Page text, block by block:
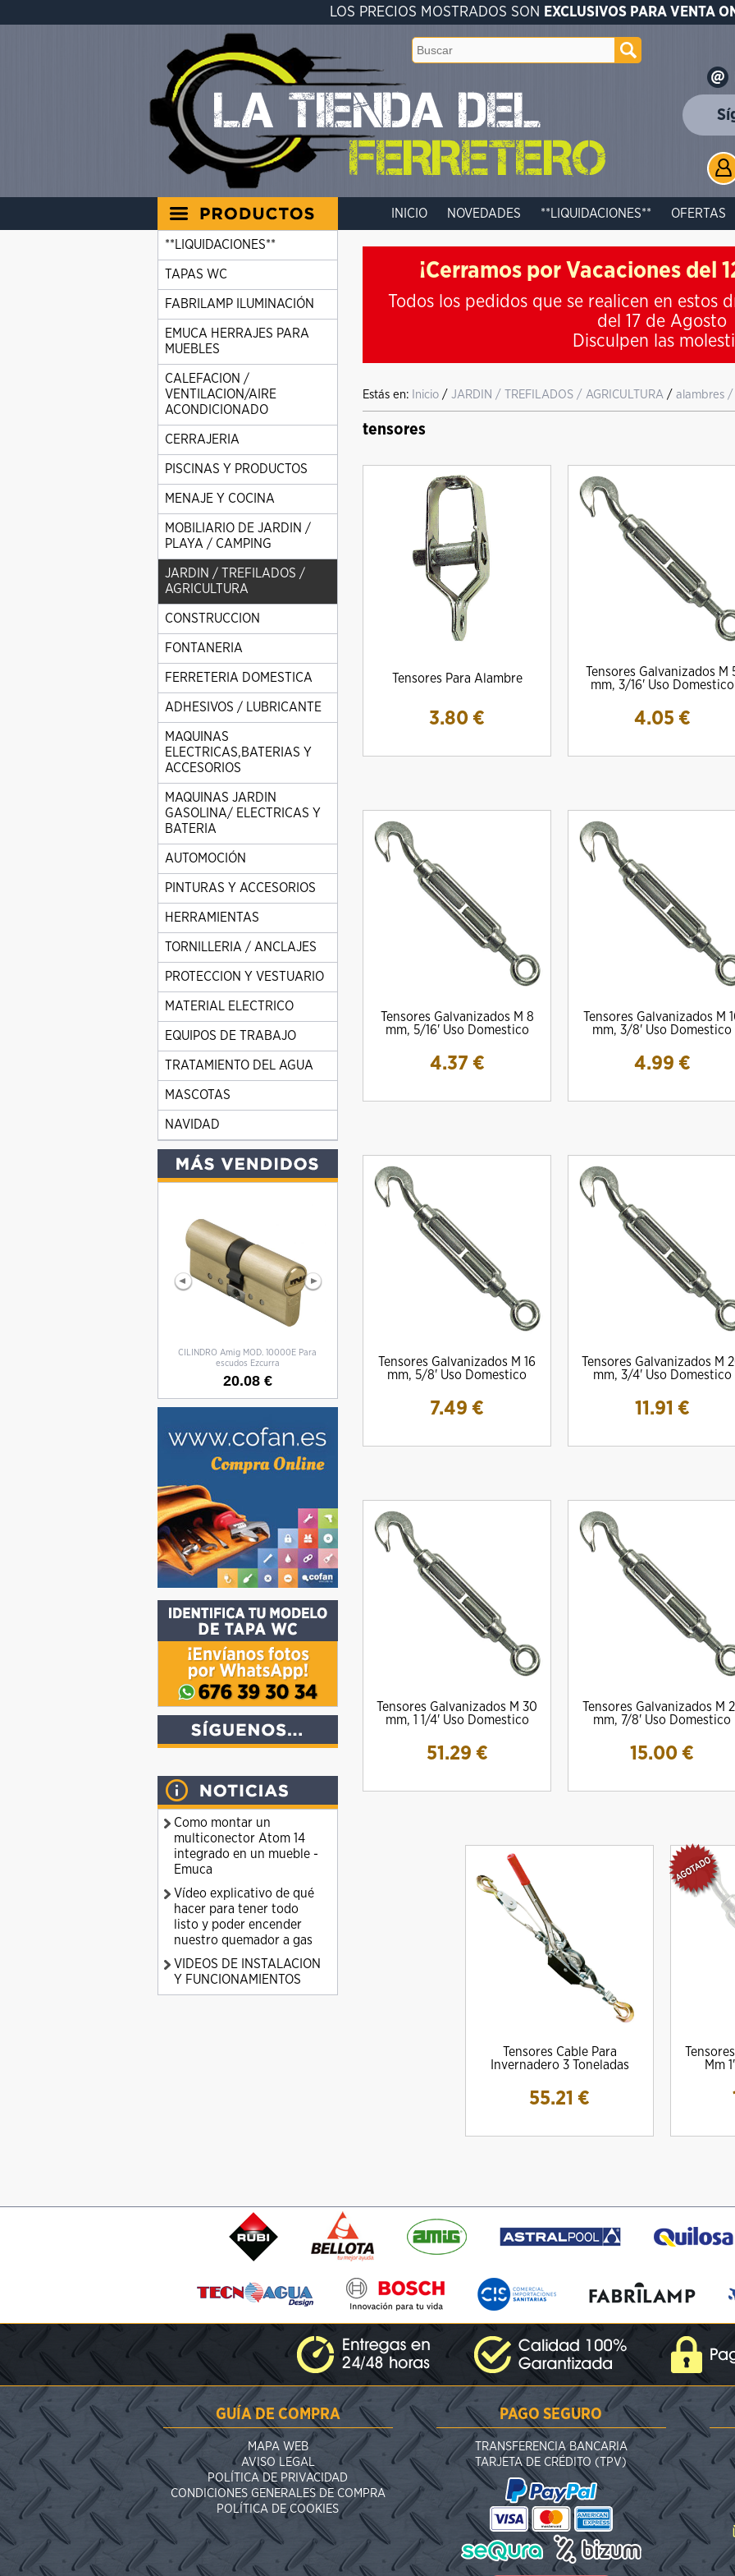
LOS PRECIOS MOSTRADOS SON EXCLUSIVOS PARA VENTA
INICIO NOVEDADES **LIQUIDACIONES** OFERTAS
**LIQUIDACIONES**
TAPAS WC
FABRILAMP ILUMINACIÓN
EMUCA HERRAJES PARA
MUEBLES
CALEFACION /
VENTILACION/AIRE
ACONDICIONADO
CERRAJERIA
PISCINAS Y PRODUCTOS
MENAJE Y COCINA
MOBILIARIO DE JARDIN /
PLAYA / CAMPING
JARDIN / TREFILADOS /
AGRICULTURA
CONSTRUCCION
FONTANERIA
FERRETERIA DOMESTICA
ADHESIVOS / LUBRICANTE
MAQUINAS
ELECTRICAS,BATERIAS Y
ACCESORIOS
MAQUINAS JARDIN
GASOLINA/ ELECTRICAS Y
BATERIA
AUTOMOCIÓN
PINTURAS Y ACCESORIOS
HERRAMIENTAS
TORNILLERIA / ANCLAJES
PROTECCION Y VESTUARIO
MATERIAL ELECTRICO
EQUIPOS DE TRABAJO
TRATAMIENTO DEL AGUA
MASCOTAS
NAVIDAD
CILINDRO Amig MOD. 10000E Para
escudos Ezcurra
20.08 €
Embrague
22.08 €
13.70 €
Como montar un
multiconector Atom 14
integrado en un mueble -
Emuca
Vídeo explicativo de qué
hacer para tener todo
listo y poder encender
nuestro quemador a gas
VIDEOS DE INSTALACION
Y FUNCIONAMIENTOS
¡Cerramos por Vacaciones del
Todos los pedidos que se realicen en estos
del 17 de Agosto
Disculpen las
Estás en: Inicio / JARDIN / TREFILADOS / AGRICULTURA / alambres
tensores
Tensores Para Alambre
3.80 €
Tensores Galvanizados M
mm, 3/16' Uso Domestico
4.05 €
Tensores Galvanizados M 8
mm, 5/16' Uso Domestico
4.37 €
Tensores Galvanizados M
mm, 3/8' Uso Domestico
4.99 €
Tensores Galvanizados M 16
mm, 5/8' Uso Domestico
7.49 €
Tensores Galvanizados M
mm, 3/4' Uso Domestico
11.91 €
Tensores Galvanizados M 30
mm, 1 1/4' Uso Domestico
51.29 €
Tensores Galvanizados M
mm, 7/8' Uso Domestico
15.00 €
Tensores Cable Para
Invernadero 3 Toneladas
55.21 €
Mm
GUÍA DE COMPRA
MAPA WEB
AVISO LEGAL
POLÍTICA DE PRIVACIDAD
CONDICIONES GENERALES DE COMPRA
POLÍTICA DE COOKIES
PAGO SEGURO
TRANSFERENCIA BANCARIA
TARJETA DE CRÉDITO (TPV)